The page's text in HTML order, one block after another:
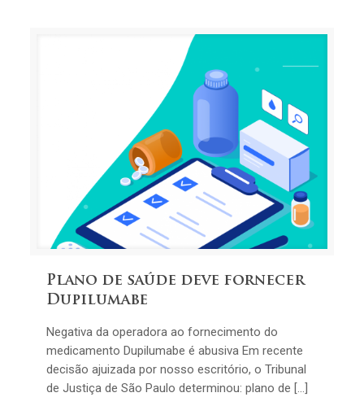
Plano de saúde deve fornecer
Dupilumabe
Negativa da operadora ao fornecimento do
medicamento Dupilumabe é abusiva Em recente
decisão ajuizada por nosso escritório, o Tribunal
de Justiça de São Paulo determinou: plano de […]